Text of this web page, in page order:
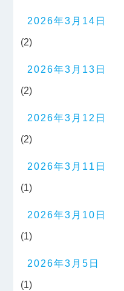
2026年3月14日
(2)
2026年3月13日
(2)
2026年3月12日
(2)
2026年3月11日
(1)
2026年3月10日
(1)
2026年3月5日
(1)